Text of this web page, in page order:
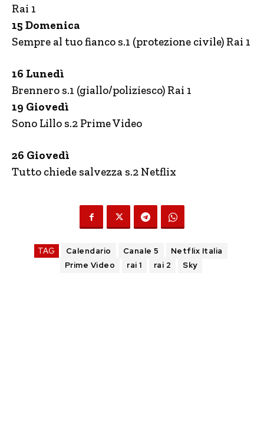
Rai 1
15 Domenica
Sempre al tuo fianco s.1 (protezione civile) Rai 1
16 Lunedì
Brennero s.1 (giallo/poliziesco) Rai 1
19 Giovedì
Sono Lillo s.2 Prime Video
26 Giovedì
Tutto chiede salvezza s.2 Netflix
TAG Calendario Canale 5
Netflix Italia
Prime Video
rai 1 rai 2 Sky